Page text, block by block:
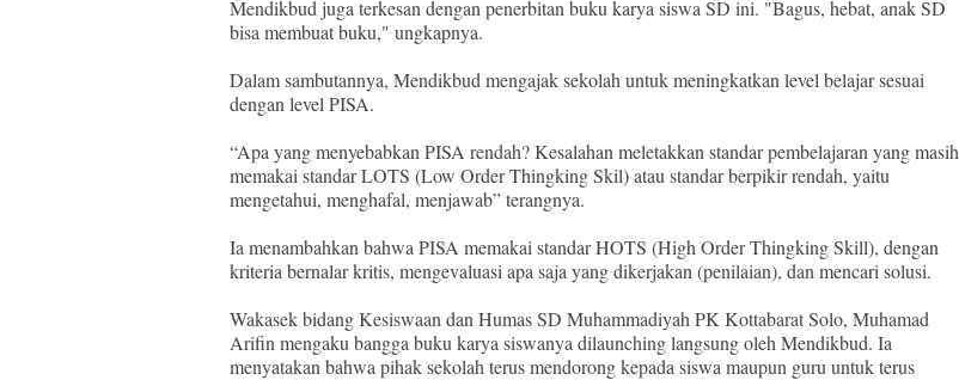
Mendikbud juga terkesan dengan penerbitan buku karya siswa SD ini. "Bagus, hebat, anak SD
bisa membuat buku," ungkapnya.
Dalam sambutannya, Mendikbud mengajak sekolah untuk meningkatkan level belajar sesuai
dengan level PISA.
“Apa yang menyebabkan PISA rendah? Kesalahan meletakkan standar pembelajaran yang masih
memakai standar LOTS (Low Order Thingking Skil) atau standar berpikir rendah, yaitu
mengetahui, menghafal, menjawab” terangnya.
Ia menambahkan bahwa PISA memakai standar HOTS (High Order Thingking Skill), dengan
kriteria bernalar kritis, mengevaluasi apa saja yang dikerjakan (penilaian), dan mencari solusi.
Wakasek bidang Kesiswaan dan Humas SD Muhammadiyah PK Kottabarat Solo, Muhamad
Arifin mengaku bangga buku karya siswanya dilaunching langsung oleh Mendikbud. Ia
menyatakan bahwa pihak sekolah terus mendorong kepada siswa maupun guru untuk terus